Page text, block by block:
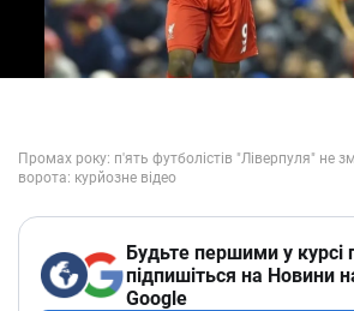
Будьте першими у курсі
підпишіться на Новини
Google